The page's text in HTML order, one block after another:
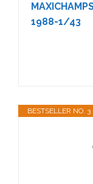
1988-1/43
BESTSELLER NO. 3